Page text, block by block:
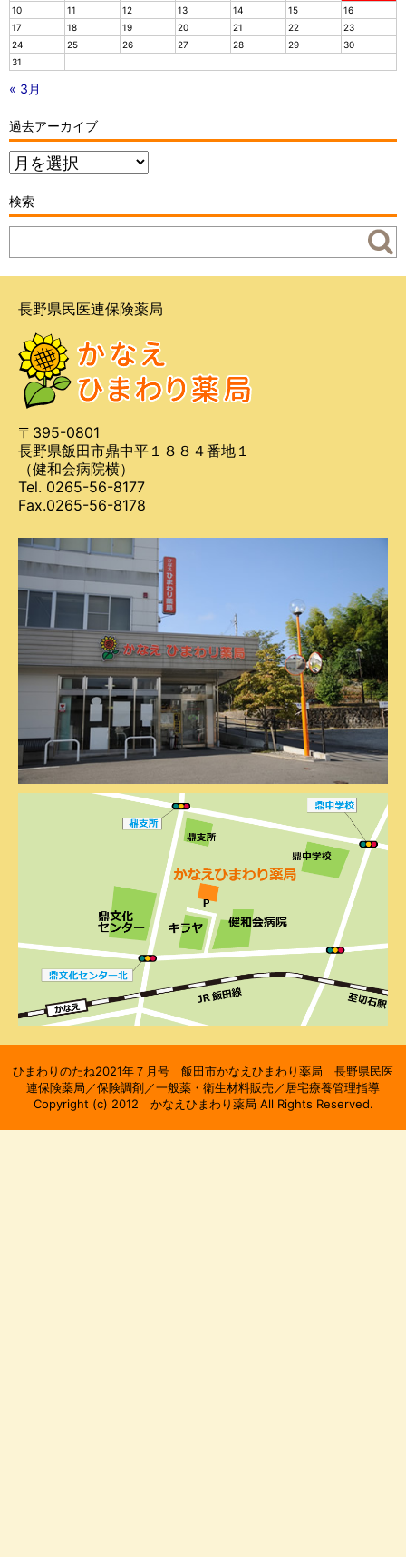
10 11 12 13 14 15
16
17
18 19 20 21 22
23
24
25 26 27 28 29
30
31
« 3月
過去アーカイブ
過
去
ア
ー
カ
検索
長野県民医連保険薬局
〒395-0801
長野県飯田市鼎中平１８８４番地１
（健和会病院横）
Tel. 0265-56-8177
Fax.0265-56-8178
ひまわりのたね2021年７月号 飯田市かなえひまわり薬局 長野県民医
連保険薬局／保険調剤／一般薬・衛生材料販売／居宅療養管理指導
Copyright (c) 2012 かなえひまわり薬局 All Rights Reserved.